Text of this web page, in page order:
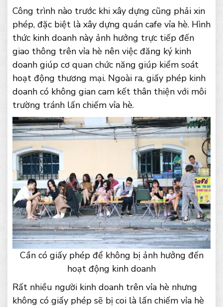
Công trình nào trước khi xây dựng cũng phải xin
phép, đặc biệt là xây dựng quán cafe vỉa hè. Hình
thức kinh doanh này ảnh hưởng trực tiếp đến
giao thông trên vỉa hè nên việc đăng ký kinh
doanh giúp cơ quan chức năng giúp kiểm soát
hoạt động thương mại. Ngoài ra, giấy phép kinh
doanh có không gian cam kết thân thiện với môi
trường tránh lấn chiếm vỉa hè.
Cần có giấy phép để không bị ảnh hưởng đến
hoạt động kinh doanh
Rất nhiều người kinh doanh trên vỉa hè nhưng
không có giấy phép sẽ bị coi là lấn chiếm vỉa hè